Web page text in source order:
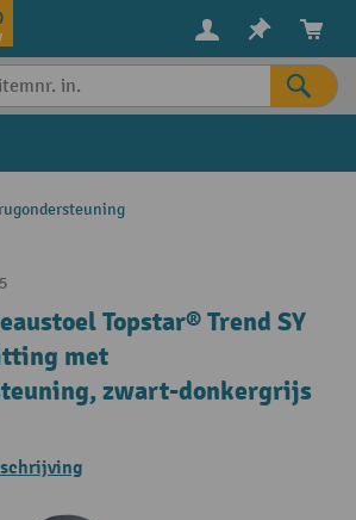
Topstar® Trend SY
met
zwart-donkergrijs